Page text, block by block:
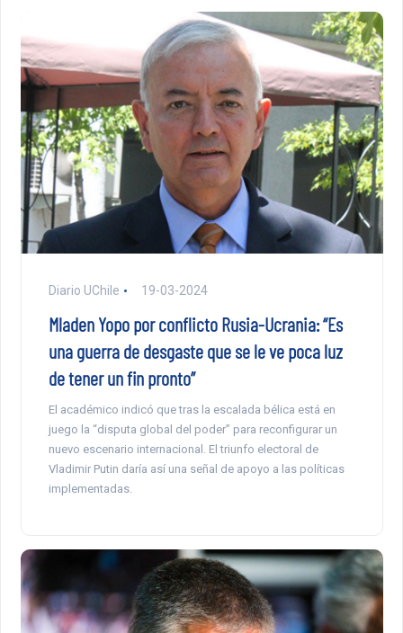
Diario UChile 19-03-2024
Mladen Yopo por conflicto Rusia-Ucrania: “Es
una guerra de desgaste que se le ve poca luz
de tener un fin pronto”
El académico indicó que tras la escalada bélica está en
juego la “disputa global del poder” para reconfigurar un
nuevo escenario internacional. El triunfo electoral de
Vladimir Putin daría así una señal de apoyo a las políticas
implementadas.